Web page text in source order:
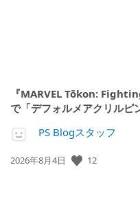
『MARVEL Tōkon:
で「デフォルメアクリルピ
PS Blogスタッフ
公
2026年8月4日 12